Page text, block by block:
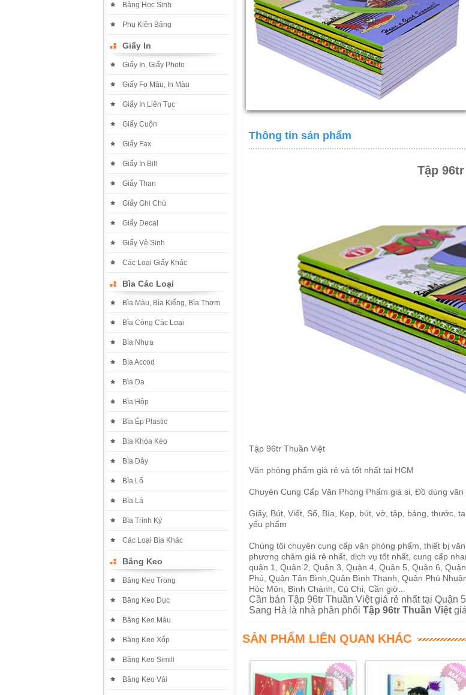
Bảng Học Sinh
Phụ Kiện Bảng
Giấy In
Giấy In, Giấy Photo
Giấy Fo Màu, In Màu
Giấy In Liên Tục
Giấy Cuộn
Giấy Fax
Giấy In Bill
Giấy Than
Giấy Ghi Chú
Giấy Decal
Giấy Vệ Sinh
Các Loại Giấy Khác
Bìa Các Loại
Bìa Màu, Bìa Kiếng, Bìa Thơm
Bìa Còng Các Loại
Bìa Nhựa
Bìa Accod
Bìa Da
Bìa Hộp
Bìa Ép Plastic
Bìa Khóa Kéo
Bìa Dây
Bìa Lổ
Bìa Lá
Bìa Trình Ký
Các Loại Bìa Khác
Băng Keo
Băng Keo Trong
Băng Keo Đục
Băng Keo Màu
Băng Keo Xốp
Băng Keo Simili
Băng Keo Vải
Thông tin sản phẩm
Tập
Tập 96tr Thuần Việt
Văn phòng phẩm giá rẻ và tốt nhất tại HCM
Chuyên Cung Cấp Văn Phòng Phẩm giá sỉ, Đồ dùng văn
Giấy, Bút, Viết, Sổ, Bìa, Kẹp, bút, vở, tập, bảng, thước,
yếu phẩm
Chúng tôi chuyên cung cấp văn phòng phẩm, thiết bị
phương châm giá rẻ nhất, dịch vụ tốt nhất, cung cấp
quận 1, Quận 2, Quận 3, Quận 4, Quận 5, Quận 6,
Phú, Quận Tân Bình,Quận Bình Thạnh, Quận Phú
Hóc Môn, Bình Chánh, Củ Chi, Cần giờ...
Cần bán Tập 96tr Thuần Việt giá rẻ nhất tại Quận
Sang Hà là nhà phân phối Tập 96tr Thuần Việt
SẢN PHẨM LIÊN QUAN KHÁC